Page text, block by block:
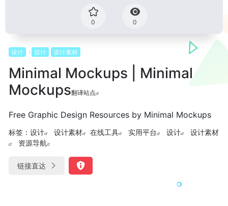
0 0
设计 设计 设计素材
Minimal Mockups | Minimal
Mockups翻译站点
Free Graphic Design Resources by Minimal Mockups
标签： 设计 设计素材 在线工具 实用平台 设计
设计素材
资源导航
链接直达